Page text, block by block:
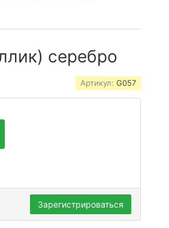
серебро
Артикул:G057
Зарегистрироваться